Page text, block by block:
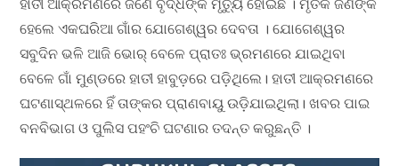
ହେଲେ ଏକଘରିଆ ଗାଁର ଯୋଗେଶ୍ୱର ଦେବତା । ଯୋଗେଶ୍ୱର
ସବୁଦିନ ଭଳି ଆଜି ଭୋର୍ ବେଳେ ପ୍ରାତଃ ଭ୍ରମଣରେ ଯାଇଥିବା
ବେଳେ ଗାଁ ମୁଣ୍ଡରେ ହାତୀ ହାବୁଡ଼ରେ ପଡ଼ିଥିଲେ। ହାତୀ ଆକ୍ରମଣରେ
ଘଟଣାସ୍ଥଳରେ ହିଁ ତାଙ୍କର ପ୍ରାଣବାୟୁ ଉଡ଼ିଯାଇଥିଲା। ଖବର ପାଇ
ବନବିଭାଗ ଓ ପୁଲିସ ପହଂଚି ଘଟଣାର ତଦନ୍ତ କରୁଛନ୍ତି ।